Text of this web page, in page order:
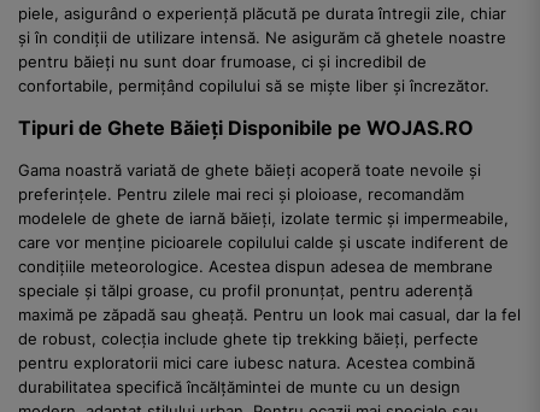
piele, asigurând o experiență plăcută pe durata întregii zile, chiar
și în condiții de utilizare intensă. Ne asigurăm că ghetele noastre
pentru băieți nu sunt doar frumoase, ci și incredibil de
confortabile, permițând copilului să se miște liber și încrezător.
Tipuri de Ghete Băieți Disponibile pe WOJAS.RO
Gama noastră variată de ghete băieți acoperă toate nevoile și
preferințele. Pentru zilele mai reci și ploioase, recomandăm
modelele de ghete de iarnă băieți, izolate termic și impermeabile,
care vor menține picioarele copilului calde și uscate indiferent de
condițiile meteorologice. Acestea dispun adesea de membrane
speciale și tălpi groase, cu profil pronunțat, pentru aderență
maximă pe zăpadă sau gheață. Pentru un look mai casual, dar la fel
de robust, colecția include ghete tip trekking băieți, perfecte
pentru exploratorii mici care iubesc natura. Acestea combină
durabilitatea specifică încălțămintei de munte cu un design